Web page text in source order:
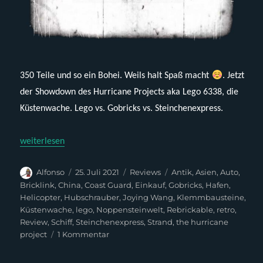
350 Teile und so ein Bohei. Weils halt Spaß macht
. Jetzt
der Showdown des Hurricane Projects aka Lego 6338, die
Küstenwache. Lego vs. Gobricks vs. Steinchenexpress.
„The Hurricane Project – Lego 6338 (Review)“
weiterlesen
Autor
Alfonso
Veröffentlicht
am
25. Juli 2021 Kategorien
Reviews Schlagwörter
Antik,Asien,Auto,
Bricklink,China,Coast Guard, Einkauf,Gobricks, Hafen,
Helicopter, Hubschrauber,Joying Wang, Klemmbausteine,
Küstenwache, lego, Noppensteinwelt, Rebrickable, retro,
Review,Schiff,Steinchenexpress,Strand,the hurricane
project
1 Kommentarzu